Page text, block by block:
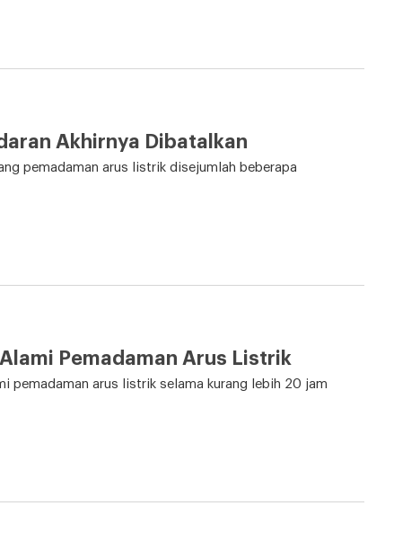
Akhirnya Dibatalkan
pemadaman arus listrik disejumlah beberapa
Pemadaman Arus Listrik
pemadaman arus listrik selama kurang lebih 20 jam